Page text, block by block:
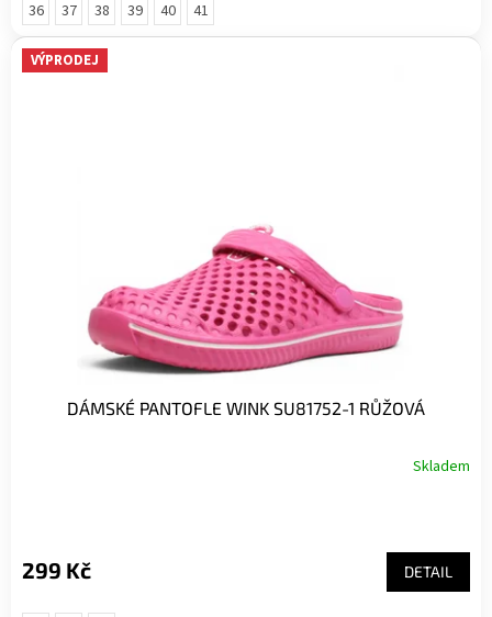
36 37 38 39 40 41
VÝPRODEJ
DÁMSKÉ PANTOFLE WINK SU81752-1 RŮŽOVÁ
Skladem
299 Kč DETAIL